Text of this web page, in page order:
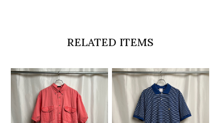
RELATED ITEMS